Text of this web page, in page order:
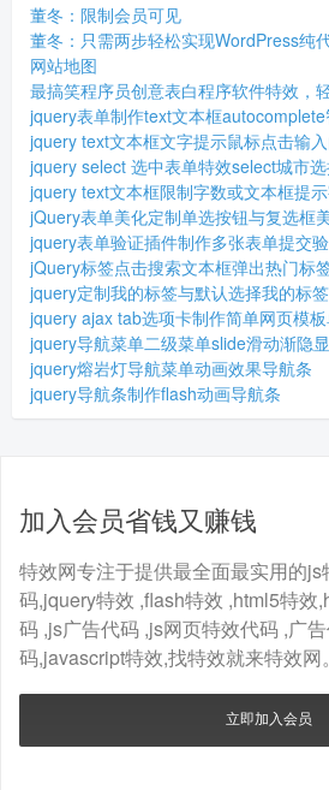
董冬：限制会员可见
董冬：只需两步轻松实现WordPress纯
网站地图
最搞笑程序员创意表白程序软件特效，
jquery表单制作text文本框
jquery text文本框文字提示鼠标点击输
jquery select 选中表单特效select城市
jquery text文本框限制字数或文本框提
jQuery表单美化定制单选按钮与复选框
jquery表单验证插件制作多张表单提交
jQuery标签点击搜索文本框弹出热门标
jquery定制我的标签与默认选择我的标签
jquery ajax tab选项卡制作简单网页模
jquery导航菜单二级菜单slide滑动渐隐
jquery熔岩灯导航菜单动画效果导航条
jquery导航条制作flash动画导航条
加入会员省钱又赚钱
特效网专注于提供最全面最实用的
码,jquery特效 ,flash特效 ,html5特效
码 ,js广告代码 ,js网页特效代码 ,广
码,javascript特效,找特效就来特效网。
立即加入会员